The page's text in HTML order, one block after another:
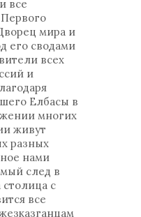
все
мира и
его сводами
всех
и
Елбасы в
многих
живут
разных
нами
след в
с
все